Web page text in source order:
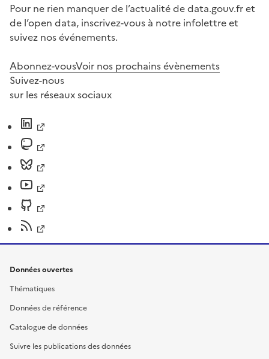
Pour ne rien manquer de l’actualité de data.gouv.fr et
de l’open data, inscrivez-vous à notre infolettre et
suivez nos événements.
Abonnez-vousVoir nos prochains évènements
Suivez-nous
sur les réseaux sociaux
Données ouvertes
Thématiques
Données de référence
Catalogue de données
Suivre les publications des données